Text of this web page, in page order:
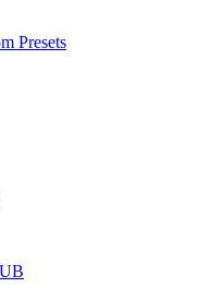
Presets